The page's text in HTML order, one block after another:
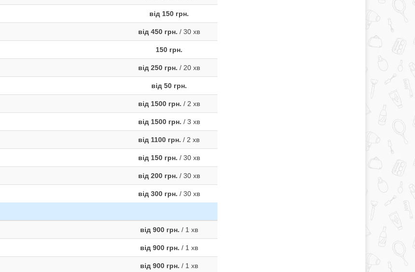
від 150 грн.
від 450 грн. / 30 хв
150 грн.
від 250 грн. / 20 хв
від 50 грн.
від 1500 грн. / 2 хв
від 1500 грн. / 3 хв
від 1100 грн. / 2 хв
від 150 грн. / 30 хв
від 200 грн. / 30 хв
від 300 грн. / 30 хв
від 900 грн. / 1 хв
від 900 грн. / 1 хв
від 900 грн. / 1 хв